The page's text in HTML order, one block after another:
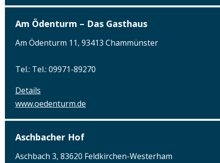
Am Ödenturm – Das Gasthaus
Am Ödenturm 11, 93413 Chammünster
Tel.: Tel.: 09971-89270
Details
www.oedenturm.de
Aschbacher Hof
Aschbach 3, 83620 Feldkirchen-Westerham